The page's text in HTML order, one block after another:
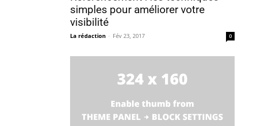
simples pour améliorer votre
visibilité
La rédaction - Fév 23, 2017 0